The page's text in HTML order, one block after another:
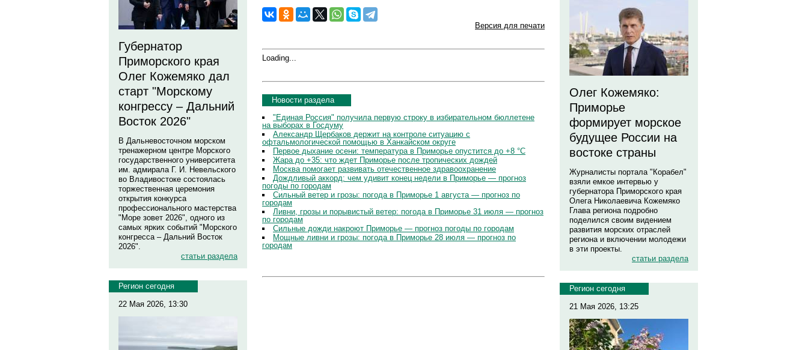
Губернатор
Приморского края
Олег Кожемяко дал
старт "Морскому
конгрессу – Дальний
Восток 2026"
В Дальневосточном морском
тренажерном центре Морского
государственного университета
им. адмирала Г. И. Невельского
во Владивостоке состоялась
торжественная церемония
открытия конкурса
профессионального мастерства
"Море зовет 2026", одного из
самых ярких событий "Морского
конгресса – Дальний Восток
2026".
статьи раздела
Регион сегодня
22 Мая 2026, 13:30
Версия для печати
Loading...
Новости раздела
"Единая Россия" получила первую строку в избирательном бюллетене
на выборах в Госдуму
Александр Щербаков держит на контроле ситуацию с
офтальмологической помощью в Ханкайском округе
Первое дыхание осени: температура в Приморье опустится до +8 °C
Жара до +35: что ждет Приморье после тропических дождей
Москва помогает развивать отечественное здравоохранение
Дождливый аккорд: чем удивит конец недели в Приморье — прогноз
погоды по городам
Сильный ветер и грозы: погода в Приморье 1 августа — прогноз по
городам
Ливни, грозы и порывистый ветер: погода в Приморье 31 июля — прогноз
по городам
Сильные дожди накроют Приморье — прогноз погоды по городам
Мощные ливни и грозы: погода в Приморье 28 июля — прогноз по
городам
Олег Кожемяко:
Приморье
формирует морское
будущее России на
востоке страны
Журналисты портала "Корабел"
взяли емкое интервью у
губернатора Приморского края
Олега Николаевича Кожемяко
Глава региона подробно
поделился своим видением
развития морских отраслей
региона и включении молодежи
в эти проекты.
статьи раздела
Регион сегодня
21 Мая 2026, 13:25